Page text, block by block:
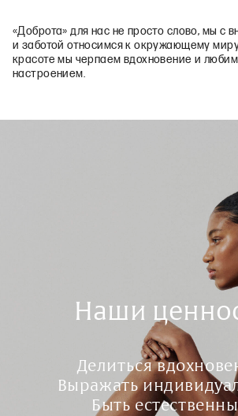
«Доброта» для нас не просто слово, мы с
и заботой относимся к окружающему
красоте мы черпаем вдохновение и
настроением.
Наши
Делиться
Выражать
Быть